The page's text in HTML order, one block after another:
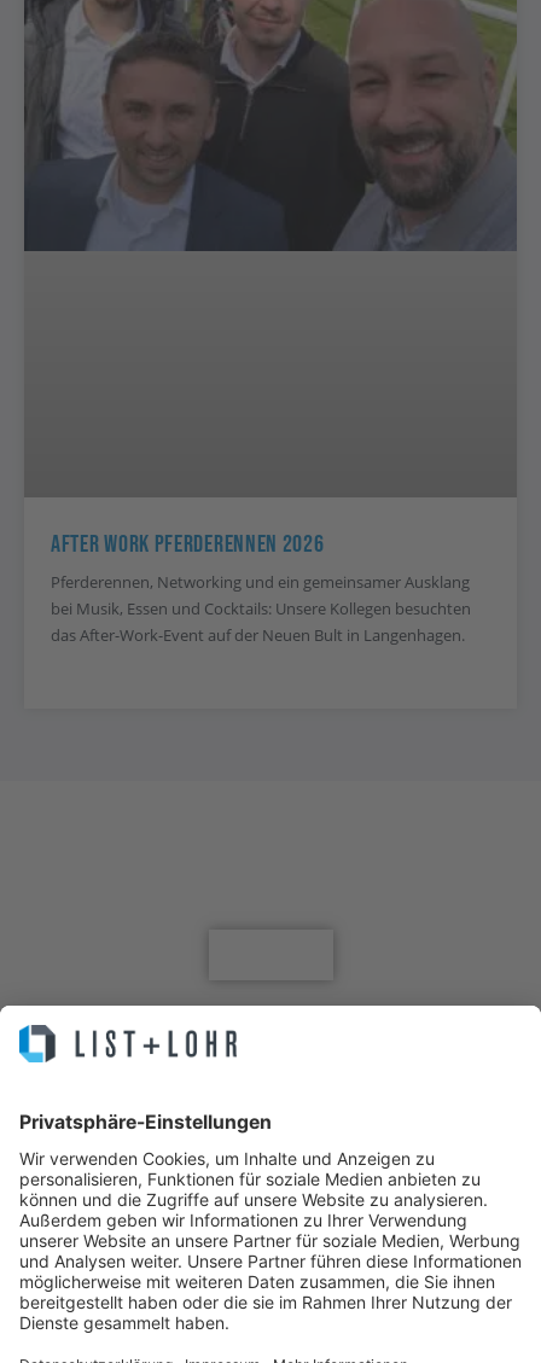
After Work Pferderennen 2026
Pferderennen, Networking und ein gemeinsamer Ausklang
bei Musik, Essen und Cocktails: Unsere Kollegen besuchten
das After-Work-Event auf der Neuen Bult in Langenhagen.
Sie machen Business. Wir Ihre IT.
IT Service, Lösungen, Helpdesk, Infrastruktur, Cloud, Hosting,
Managed Backup, Managed Server, Managed Antivirus, MPS, All-IP,
IT Security und Externer Datenschutzbeauftragter – Das Systemhaus